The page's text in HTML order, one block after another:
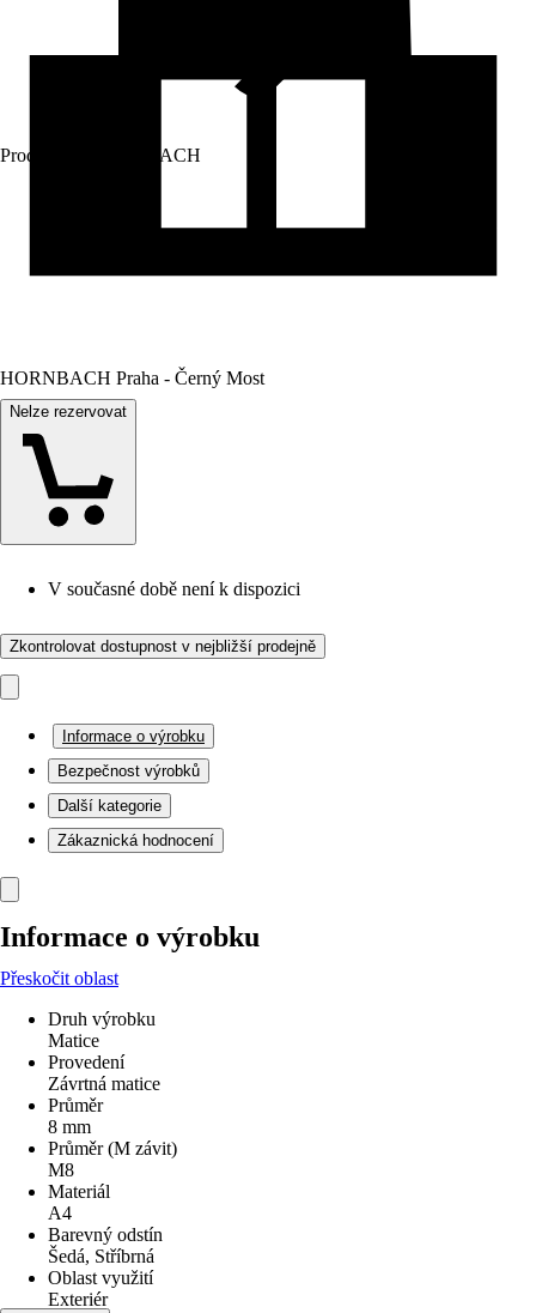
Prodej přes: HORNBACH
HORNBACH Praha - Černý Most
Nelze rezervovat
V současné době není k dispozici
Zkontrolovat dostupnost v nejbližší prodejně
Informace o výrobku
Bezpečnost výrobků
Další kategorie
Zákaznická hodnocení
Informace o výrobku
Přeskočit oblast
Druh výrobku
Matice
Provedení
Závrtná matice
Průměr
8 mm
Průměr (M závit)
M8
Materiál
A4
Barevný odstín
Šedá, Stříbrná
Oblast využití
Exteriér